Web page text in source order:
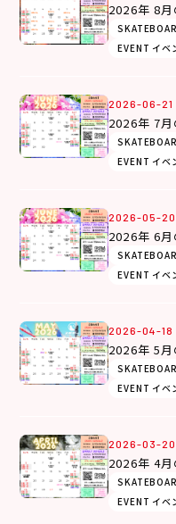
2026年 8
EVENT イベ
2026-06-21
2026年 7
EVENT イベ
2026-05-20
2026年 6
EVENT イベ
2026-04-18
2026年 5
EVENT イベ
2026-03-20
2026年 4
EVENT イベ